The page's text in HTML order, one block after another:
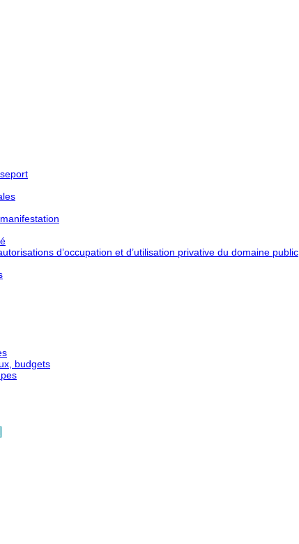
d’occupation et d’utilisation privative du domaine public
budgets